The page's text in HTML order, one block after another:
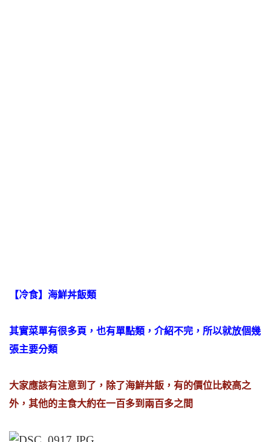
【冷食】海鮮丼飯類
其實菜單有很多頁，也有單點類，介紹不完，所以就放個幾
張主要分類
大家應該有注意到了，除了海鮮丼飯，有的價位比較高之
外，其他的主食大約在一百多到兩百多之間